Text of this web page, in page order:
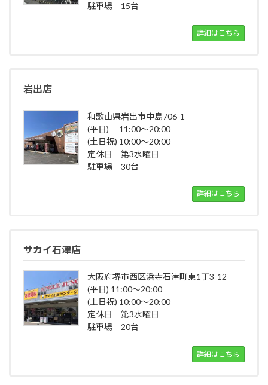
駐車場 15台
詳細はこちら
岩出店
和歌山県岩出市中島706-1
(平日) 11:00～20:00
(土日祝) 10:00～20:00
定休日 第3水曜日
駐車場 30台
詳細はこちら
サカイ石津店
大阪府堺市西区浜寺石津町東1丁3-12
(平日) 11:00～20:00
(土日祝) 10:00～20:00
定休日 第3水曜日
駐車場 20台
詳細はこちら